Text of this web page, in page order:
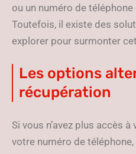
ou un numéro de
Toutefois, il existe des
explorer pour surmonter
Les options
récupération
Si vous n’avez plus accès
votre numéro de